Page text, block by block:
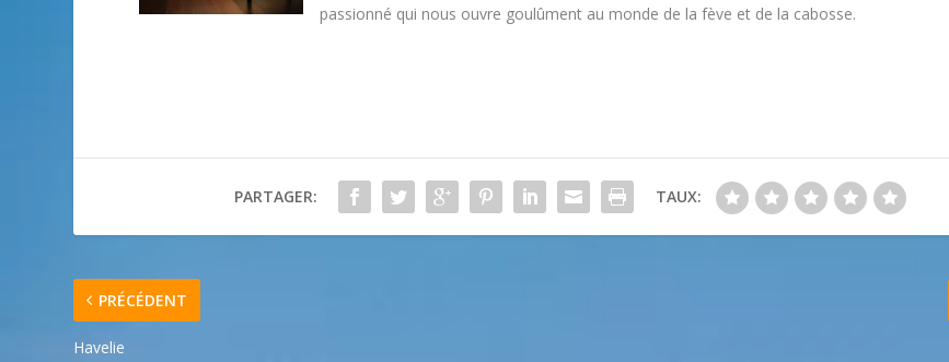
passionné qui nous ouvre goulûment au monde de la fève et de la cabosse.
PARTAGER: TAUX:
PRÉCÉDENT
Havelie